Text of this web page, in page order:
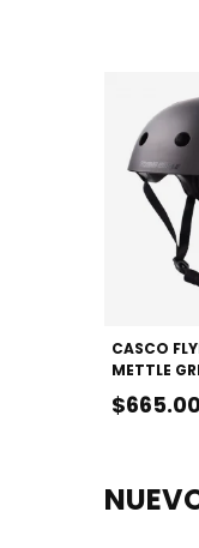
CASCO
METTLE